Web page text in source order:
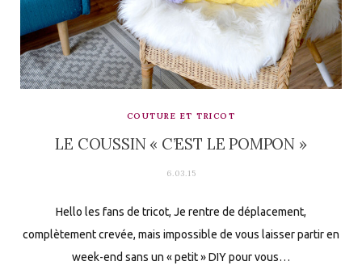
COUTURE ET TRICOT
LE COUSSIN « C’EST LE POMPON »
6.03.15
Hello les fans de tricot, Je rentre de déplacement,
complètement crevée, mais impossible de vous laisser partir en
week-end sans un « petit » DIY pour vous…